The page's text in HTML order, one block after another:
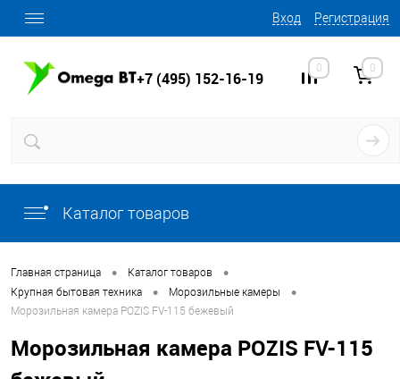
Вход Регистрация
+7 (495) 152-16-19
0 0
Каталог товаров
Главная страница • Каталог товаров •
Крупная бытовая техника • Морозильные камеры •
Морозильная камера POZIS FV-115 бежевый
Морозильная камера POZIS FV-115